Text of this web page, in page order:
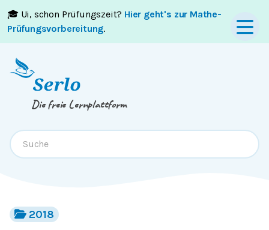
🎓 Ui, schon Prüfungszeit? Hier geht's zur Mathe-
Prüfungsvorbereitung.
Springe zumInhaltoderFooter
Die freie Lernplattform
2018